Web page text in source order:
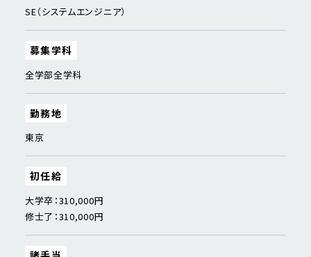
SE（システムエンジニア）
募集学科
全学部全学科
勤務地
東京
初任給
大学卒：310,000円
修士了：310,000円